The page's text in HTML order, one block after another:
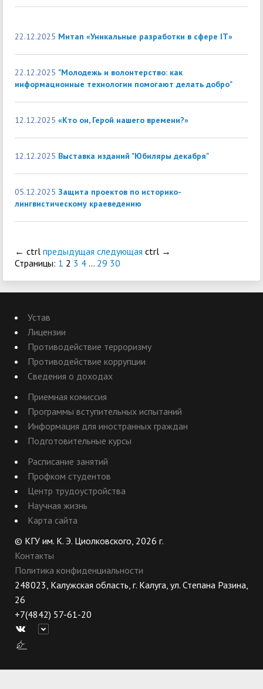
22.12.2025 Митап «Уникальные разработки в сфере IT»
22.12.2025 "Молодежь и волонтерство: как
информационные технологии помогают делать добро"
12.12.2025 «Кто он, Герой нашего времени?»
12.12.2025 Выставка изданий "Юбиляры декабря"
05.12.2025 Защита проектов по историко-
лингвистическому краеведению
← ctrl предыдущая следующая ctrl →
Страницы: 1 2 3 4 ... 29 30
Устав
Лицензии
Противодействие терроризму
Противодействие коррупции
Сведения о доходах
Приемная комиссия
Программы вступительных испытаний
Информация для иностранных граждан
Подготовительные курсы
Расписание занятий
Профком студентов
Центр трудоустройства
Научная жизнь
Карта сайта
© КГУ им. К. Э. Циолковского, 2026 г.
Контакты
Политика конфиденциальности
248023, Калужская область, г. Калуга, ул. Степана Разина,
26
+7(4842) 57-61-20